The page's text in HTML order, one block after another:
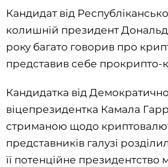
Кандидат від
колишній президент
року багато говорив про
представив себе прокрипто-
Кандидатка від
віцепрезидентка Камала
стриманою щодо
представників галузі
її потенційне